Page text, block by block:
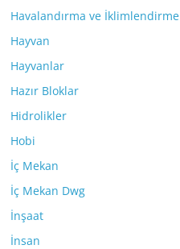
Havalandırma ve İklimlendirme
Hayvan
Hayvanlar
Hazır Bloklar
Hidrolikler
Hobi
İç Mekan
İç Mekan Dwg
İnşaat
İnsan